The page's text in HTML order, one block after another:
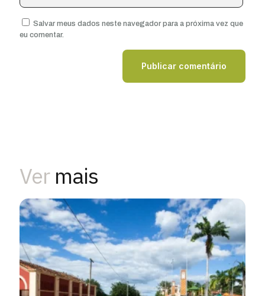
Salvar meus dados neste navegador para a próxima vez que
eu comentar.
Ver mais